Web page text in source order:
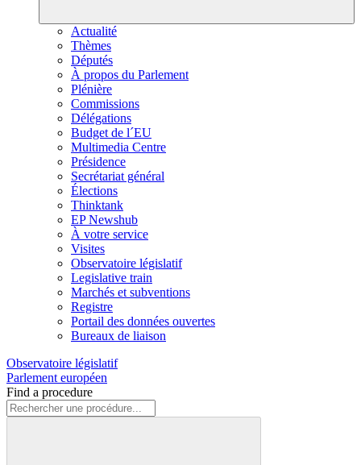
Actualité
Thèmes
Députés
À propos du Parlement
Plénière
Commissions
Délégations
Budget de l´EU
Multimedia Centre
Présidence
Secrétariat général
Élections
Thinktank
EP Newshub
À votre service
Visites
Observatoire législatif
Legislative train
Marchés et subventions
Registre
Portail des données ouvertes
Bureaux de liaison
Observatoire législatif
Parlement européen
Find a procedure